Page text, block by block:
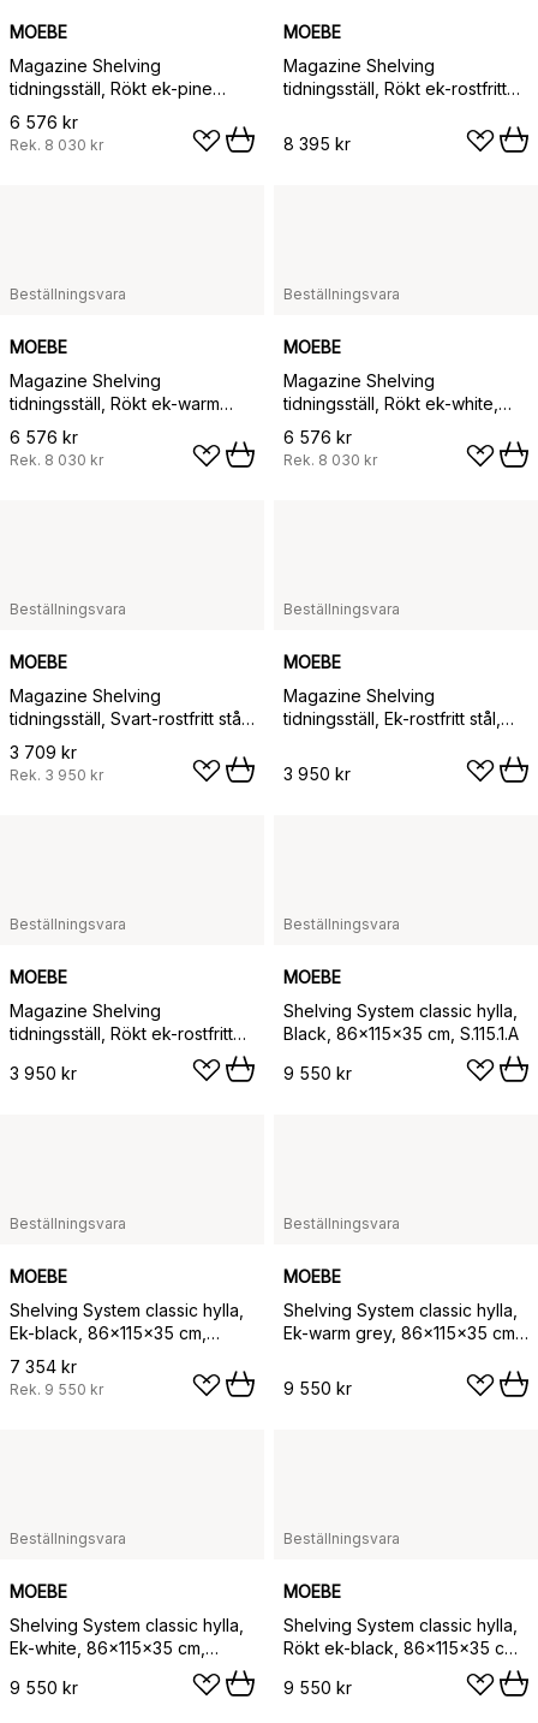
MOEBE
Magazine Shelving
tidningsställ, Rökt ek-pine
green, 85x180x7 cm, MS.180.1
6 576 kr
Rek. 8 030 kr
MOEBE
Magazine Shelving
tidningsställ, Rökt ek-rostfritt
8 395 kr
Beställningsvara
MOEBE
Magazine Shelving
tidningsställ, Rökt ek-warm
grey, 85x180x7 cm, MS.180.1
6 576 kr
Rek. 8 030 kr
Beställningsvara
MOEBE
Magazine Shelving
tidningsställ, Rökt ek-white,
85x180x7 cm, MS.180.1
6 576 kr
Rek. 8 030 kr
Beställningsvara
MOEBE
Magazine Shelving
tidningsställ, Svart-rostfritt stål,
85x65x7 cm, MS.65.1
3 709 kr
Rek. 3 950 kr
Beställningsvara
MOEBE
Magazine Shelving
tidningsställ, Ek-rostfritt stål,
3 950 kr
Beställningsvara
MOEBE
Magazine Shelving
tidningsställ, Rökt ek-rostfritt
stål, 85x65x7 cm, MS.65.1
3 950 kr
Beställningsvara
MOEBE
Shelving System classic hylla,
Black, 86x115x35 cm, S.115.1.A
9 550 kr
Beställningsvara
MOEBE
Shelving System classic hylla,
Ek-black, 86x115x35 cm,
S.115.1.A
7 354 kr
Rek. 9 550 kr
Beställningsvara
MOEBE
Shelving System classic hylla,
Ek-warm grey, 86x115x35 cm,
9 550 kr
Beställningsvara
MOEBE
Shelving System classic hylla,
Ek-white, 86x115x35 cm,
9 550 kr
Beställningsvara
MOEBE
Shelving System classic hylla,
Rökt ek-black, 86x115x35 cm,
9 550 kr